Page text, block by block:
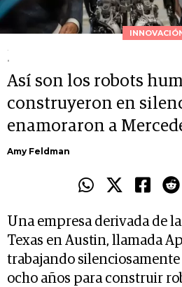
.
.
Así son los robots
construyeron en
enamoraron a
Amy Feldman
Una empresa derivada de
Texas en Austin, llamada
trabajando
ocho años para construir